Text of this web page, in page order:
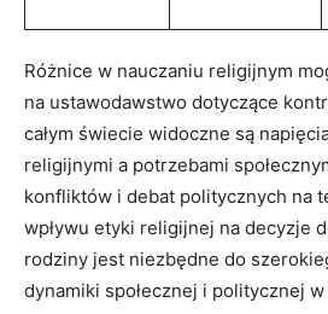
Różnice w⁢ nauczaniu religijnym⁤
na ustawodawstwo dotyczące
całym świecie widoczne są
religijnymi a potrzebami
konfliktów⁤ i debat politycznych na
wpływu etyki religijnej na ⁣decyzje‌
rodziny‌ jest ‍niezbędne do
dynamiki społecznej i politycznej